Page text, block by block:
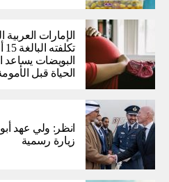
الإمارات
البويضات
الحياة قبل
انظر: ولي عهد
زيارة رسمية